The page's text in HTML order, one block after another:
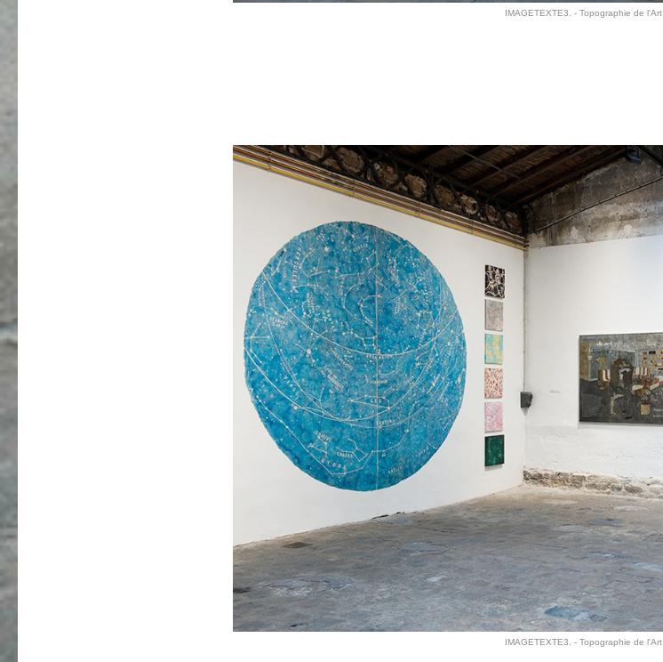
IMAGETEXTE3. - Topographie de l'Art
IMAGETEXTE3. - Topographie de l'Art